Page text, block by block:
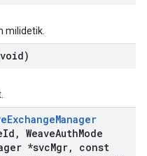
milidetik.
ExchangeManager
Id , WeaveAuthMode
*svcMgr,
const